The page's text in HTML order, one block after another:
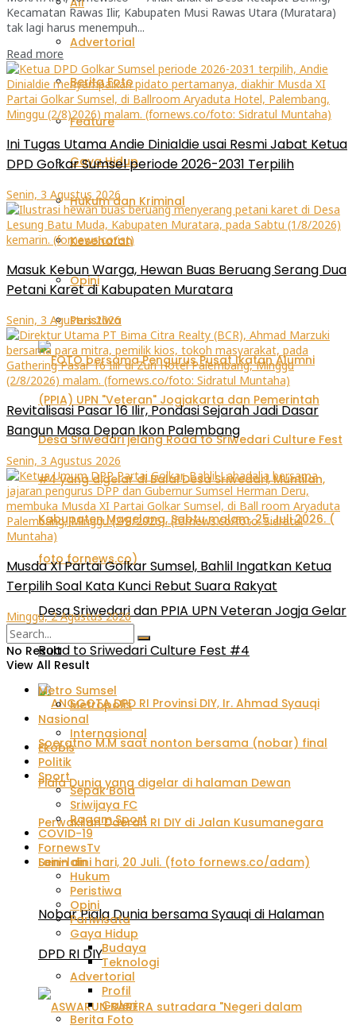
Advertorial
Berita Foto
Feature
Gaya Hidup
Hukum dan Kriminal
Kesehatan
Opini
Peristiwa
Desa Sriwedari dan PPIA UPN Veteran Jogja Gelar
Road to Sriwedari Culture Fest #4
Nobar Piala Dunia bersama Syauqi di Halaman
DPD RI DIY
Kecamatan Rawas Ilir, Kabupaten Musi Rawas Utara (Muratara)
tak lagi harus menempuh...
Read more
Ini Tugas Utama Andie Dinialdie usai Resmi Jabat Ketua
DPD Golkar Sumsel periode 2026-2031 Terpilih
Senin, 3 Agustus 2026
Masuk Kebun Warga, Hewan Buas Beruang Serang Dua
Petani Karet di Kabupaten Muratara
Senin, 3 Agustus 2026
Revitalisasi Pasar 16 Ilir, Pondasi Sejarah Jadi Dasar
Bangun Masa Depan Ikon Palembang
Senin, 3 Agustus 2026
Musda XI Partai Golkar Sumsel, Bahlil Ingatkan Ketua
Terpilih Soal Kata Kunci Rebut Suara Rakyat
Minggu, 2 Agustus 2026
No Result
View All Result
Metro Sumsel
Metropolis
Nasional
Internasional
Ekobis
Politik
Sport
Sepak Bola
Sriwijaya FC
Ragam Sport
COVID-19
FornewsTv
Lain-lain
Hukum
Peristiwa
Opini
Pariwisata
Gaya Hidup
Budaya
Teknologi
Advertorial
Profil
Galeri
Berita Foto